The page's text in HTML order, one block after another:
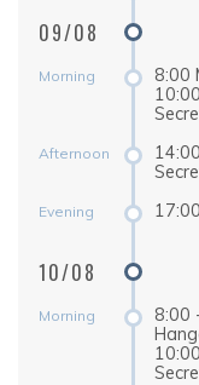
09/08
Morning
8:00
Afternoon
Evening
10/08
Morning
8:00